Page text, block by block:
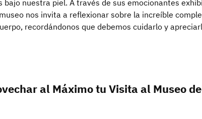
nuestra piel. A través de sus emocionantes
nos invita a reflexionar sobre la increíble
recordándonos que debemos cuidarlo y
al Máximo tu Visita al Museo